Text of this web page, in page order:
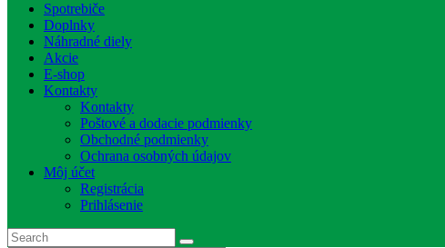
Spotrebiče
Doplnky
Náhradné diely
Akcie
E-shop
Kontakty
Kontakty
Poštové a dodacie podmienky
Obchodné podmienky
Ochrana osobných údajov
Môj účet
Registrácia
Prihlásenie